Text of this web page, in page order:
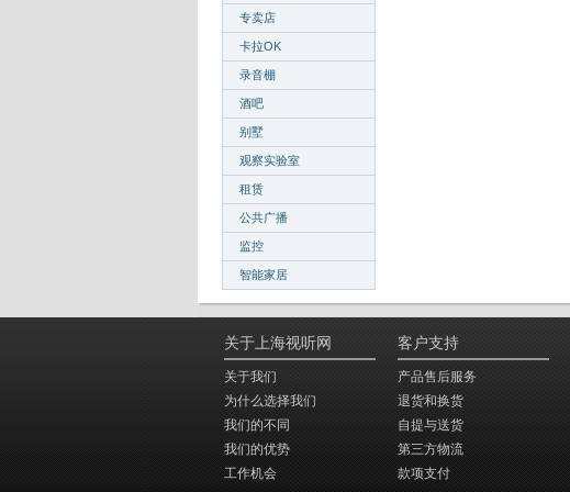
专卖店
卡拉OK
录音棚
酒吧
别墅
观察实验室
租赁
公共广播
监控
智能家居
关于上海视听网
关于我们
为什么选择我们
我们的不同
我们的优势
工作机会
客户支持
产品售后服务
退货和换货
自提与送货
第三方物流
款项支付